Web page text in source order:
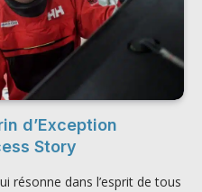
d’Exception
Story
résonne dans l’esprit de tous